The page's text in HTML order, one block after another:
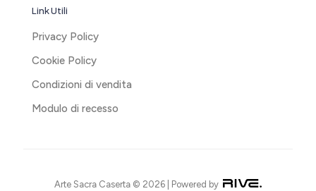
Link Utili
Privacy Policy
Cookie Policy
Condizioni di vendita
Modulo di recesso
Arte Sacra Caserta © 2026 | Powered by